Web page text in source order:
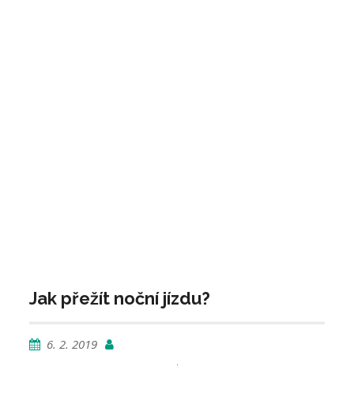
Jak přežít noční jízdu?
6. 2. 2019